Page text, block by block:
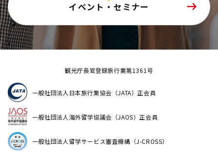
イベント・セミナー
観光庁長官登録旅行業第1361号
一般社団法人日本旅行業協会（JATA）正会員
一般社団法人海外留学協議会（JAOS）正会員
一般社団法人留学サービス審査機構（J-CROSS）